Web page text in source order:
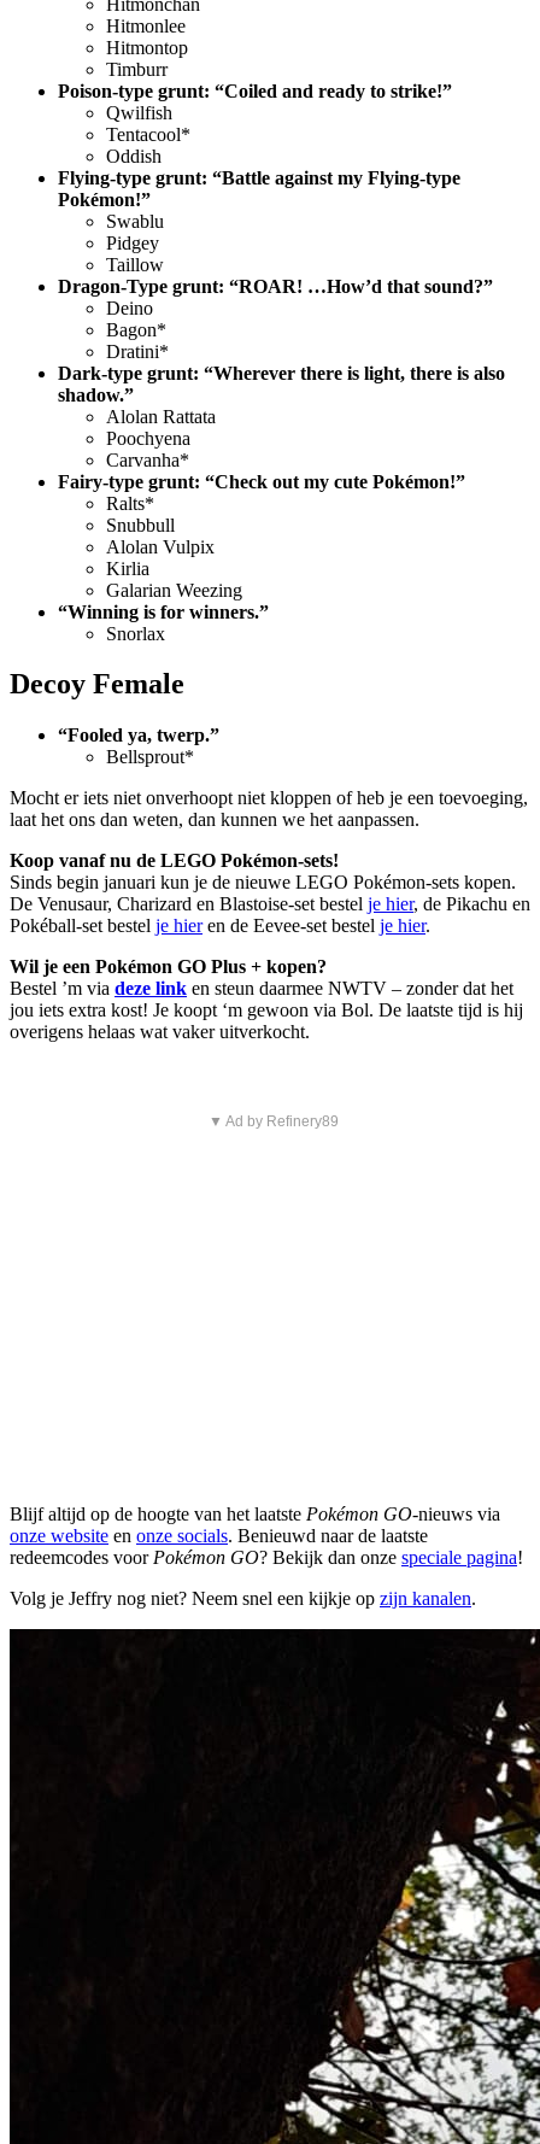
Hitmonlee
Hitmontop
Timburr
Poison-type grunt: “Coiled and ready to strike!”
Qwilfish
Tentacool*
Oddish
Flying-type grunt: “Battle against my Flying-type
Pokémon!”
Swablu
Pidgey
Taillow
Dragon-Type grunt: “ROAR! …How’d that sound?”
Deino
Bagon*
Dratini*
Dark-type grunt: “Wherever there is light, there is also
shadow.”
Alolan Rattata
Poochyena
Carvanha*
Fairy-type grunt: “Check out my cute Pokémon!”
Ralts*
Snubbull
Alolan Vulpix
Kirlia
Galarian Weezing
“Winning is for winners.”
Snorlax
Decoy Female
“Fooled ya, twerp.”
Bellsprout*
Mocht er iets niet onverhoopt niet kloppen of heb je een toevoeging,
laat het ons dan weten, dan kunnen we het aanpassen.
Koop vanaf nu de LEGO Pokémon-sets!
Sinds begin januari kun je de nieuwe LEGO Pokémon-sets kopen.
De Venusaur, Charizard en Blastoise-set bestel je hier, de Pikachu en
Pokéball-set bestel je hieren de Eevee-set bestel je hier.
Wil je een Pokémon GO Plus + kopen?
Bestel ’m via deze link en steun daarmee NWTV – zonder dat het
jou iets extra kost! Je koopt ‘m gewoon via Bol. De laatste tijd is hij
overigens helaas wat vaker uitverkocht.
▼ Ad by Refinery89
Blijf altijd op de hoogte van het laatste Pokémon GO-nieuws via
onze website en onze socials. Benieuwd naar de laatste
redeemcodes voor Pokémon GO? Bekijk dan onze speciale pagina!
Volg je Jeffry nog niet? Neem snel een kijkje op zijn kanalen.